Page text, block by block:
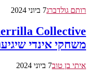
רותם גולדברג7 ביוני 2024
משחקי אינדי
איתי בן טוב7 ביוני 2024